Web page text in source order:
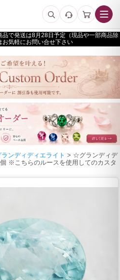
品で発送は
予定（現品や一部商品除
お気軽にお問い合せ下さい
ランディディエライト > ☆グランディデ
※こちらのルースを使用してのカスタ